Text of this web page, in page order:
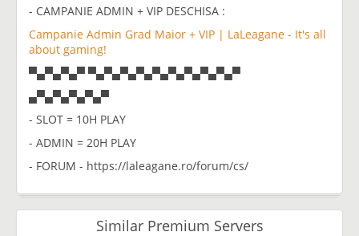
- CAMPANIE ADMIN + VIP DESCHISA :
Campanie Admin Grad Maior + VIP | LaLeagane - It's all
about gaming!
▀▄▀▄▀▄▀ ▀▄▀▄▀▄▀▄▀▄▀▄▀▄▀▄▀▄▀
▄▀▄▀▄▀▄▀▄▀
- SLOT = 10H PLAY
- ADMIN = 20H PLAY
- FORUM - https://laleagane.ro/forum/cs/
Similar Premium Servers